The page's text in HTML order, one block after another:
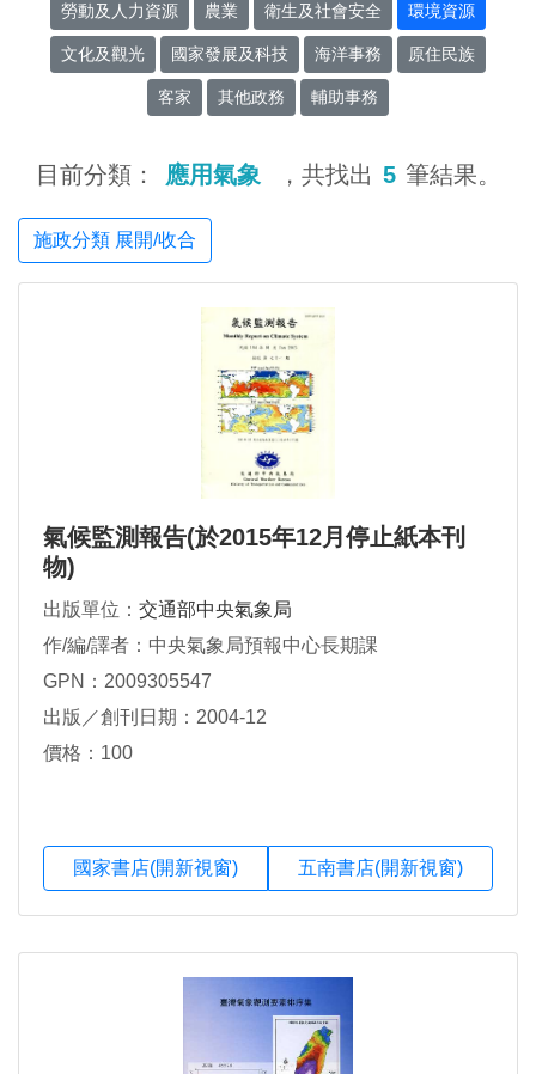
勞動及人力資源 農業 衛生及社會安全 環境資源
文化及觀光 國家發展及科技 海洋事務 原住民族
客家 其他政務 輔助事務
目前分類： 應用氣象 ，共找出 5 筆結果。
施政分類 展開/收合
氣候監測報告(於2015年12月停止紙本刊
物)
出版單位： 交通部中央氣象局
作/編/譯者：中央氣象局預報中心長期課
GPN：2009305547
出版／創刊日期：2004-12
價格：100
國家書店(開新視窗) 五南書店(開新視窗)